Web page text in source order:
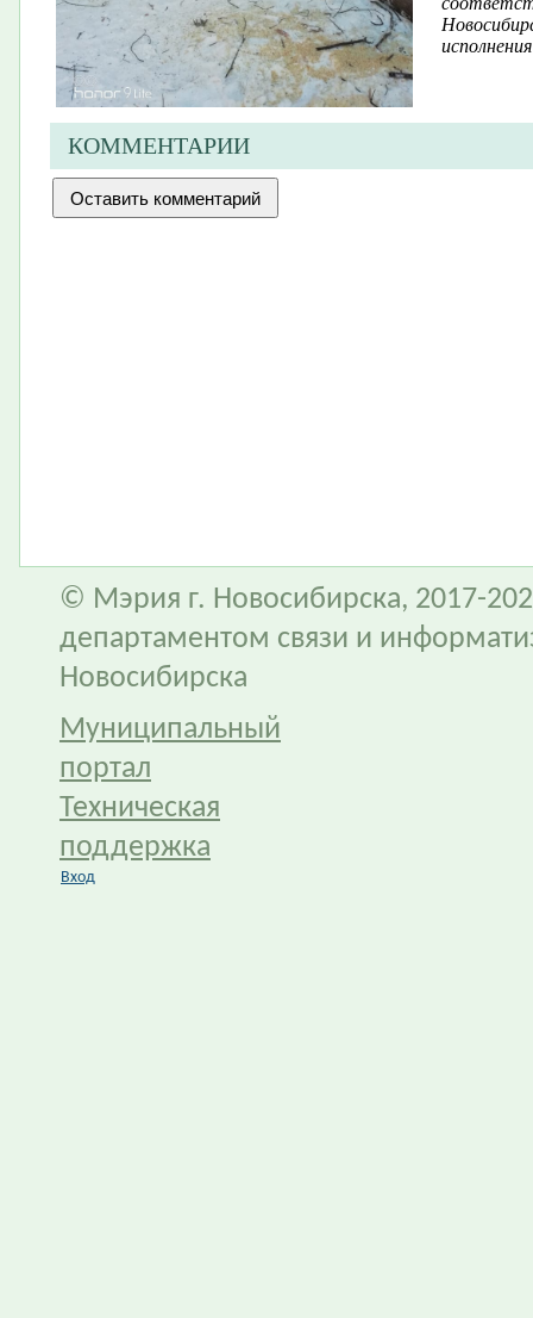
КОММЕНТАРИИ
© Мэрия г. Новосибирска, 2017-
департаментом связи и
Новосибирска
Муниципальный
портал
Техническая
поддержка
Вход